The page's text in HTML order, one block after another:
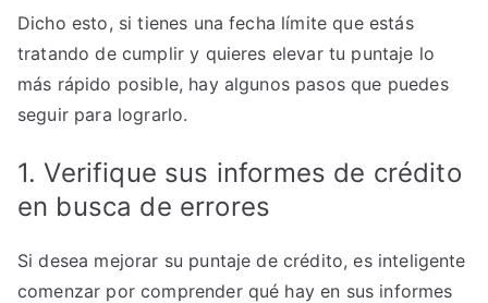
Dicho esto, si tienes una fecha límite que estás
tratando de cumplir y quieres elevar tu puntaje lo
más rápido posible, hay algunos pasos que puedes
seguir para lograrlo.
1. Verifique sus informes de crédito
en busca de errores
Si desea mejorar su puntaje de crédito, es inteligente
comenzar por comprender qué hay en sus informes